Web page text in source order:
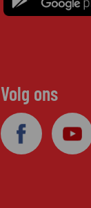
Volg ons